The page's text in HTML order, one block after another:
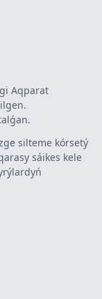
Aqparat
silteme kórsetý
sáikes kele